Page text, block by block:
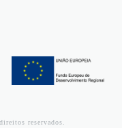
reservados.